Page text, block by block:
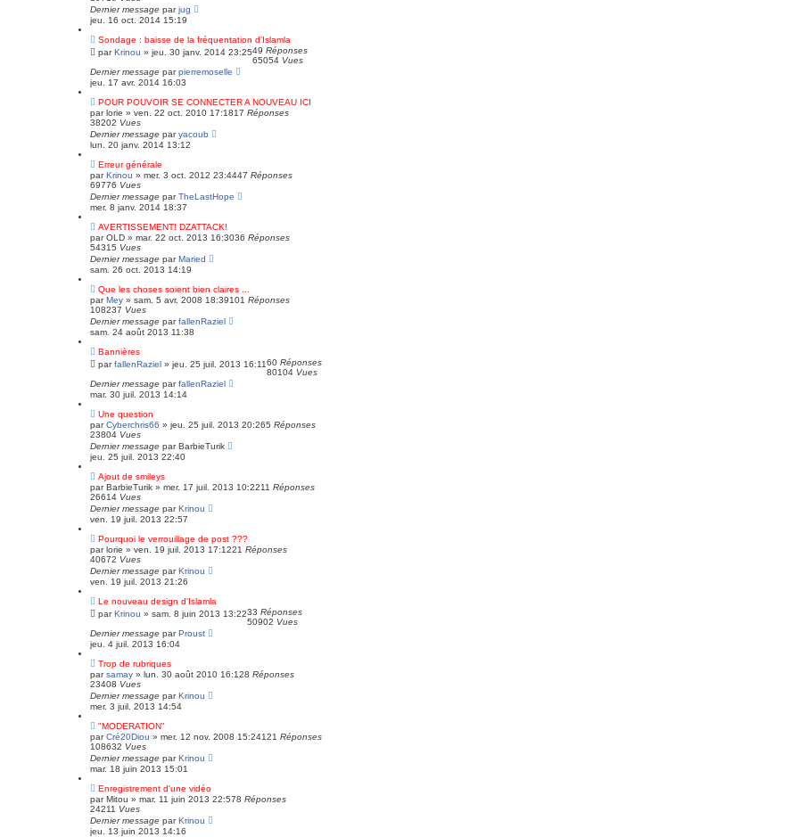
Dernier message parjug
jeu. 16 oct. 2014 15:19
Sondage : baisse de la fréquentation d'Islamla
parKrinou » jeu. 30 janv. 2014 23:2549 Réponses
65054 Vues
Dernier message parpierremoselle
jeu. 17 avr. 2014 16:03
POUR POUVOIR SE CONNECTER A NOUVEAU ICI
parlorie » ven. 22 oct. 2010 17:1817 Réponses
38202 Vues
Dernier message paryacoub
lun. 20 janv. 2014 13:12
Erreur générale
parKrinou » mer. 3 oct. 2012 23:4447 Réponses
69776 Vues
Dernier message parTheLastHope
mer. 8 janv. 2014 18:37
AVERTISSEMENT! DZATTACK!
parOLD » mar. 22 oct. 2013 16:3036 Réponses
54315 Vues
Dernier message parMaried
sam. 26 oct. 2013 14:19
Que les choses soient bien claires ...
parMey » sam. 5 avr. 2008 18:39101 Réponses
108237 Vues
Dernier message parfallenRaziel
sam. 24 août 2013 11:38
Bannières
parfallenRaziel » jeu. 25 juil. 2013 16:1160 Réponses
80104 Vues
Dernier message parfallenRaziel
mar. 30 juil. 2013 14:14
Une question
parCyberchris66 » jeu. 25 juil. 2013 20:265 Réponses
23804 Vues
Dernier message parBarbieTurik
jeu. 25 juil. 2013 22:40
Ajout de smileys
parBarbieTurik » mer. 17 juil. 2013 10:2211 Réponses
26614 Vues
Dernier message parKrinou
ven. 19 juil. 2013 22:57
Pourquoi le verrouillage de post ???
parlorie » ven. 19 juil. 2013 17:1221 Réponses
40672 Vues
Dernier message parKrinou
ven. 19 juil. 2013 21:26
Le nouveau design d'Islamla
parKrinou » sam. 8 juin 2013 13:2233 Réponses
50902 Vues
Dernier message parProust
jeu. 4 juil. 2013 16:04
Trop de rubriques
parsamay » lun. 30 août 2010 16:128 Réponses
23408 Vues
Dernier message parKrinou
mer. 3 juil. 2013 14:54
"MODERATION"
parCré20Diou » mer. 12 nov. 2008 15:24121 Réponses
108632 Vues
Dernier message parKrinou
mar. 18 juin 2013 15:01
Enregistrement d'une vidéo
parMitou » mar. 11 juin 2013 22:578 Réponses
24211 Vues
Dernier message parKrinou
jeu. 13 juin 2013 14:16